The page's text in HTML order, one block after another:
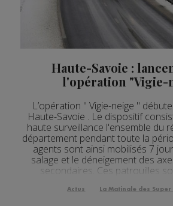
05.08.2026 Actualités Régionales
Actualités Régionales
Actualités Régionales
04.08.2026 Actualités Régionales
04.08.2026 Actualités Régionales
04.08.2026 Actualités Régionales
Haute-Savoie :
l'opération "Vigie-
L’opération " Vigie-neige "
Haute-Savoie . Le dispositif
haute surveillance l'ensemble du
département pendant toute la
agents sont ainsi mobilisés 7
salage et le déneigement des
secondaires. Ces patrouilles
Actus La Matinale des Super